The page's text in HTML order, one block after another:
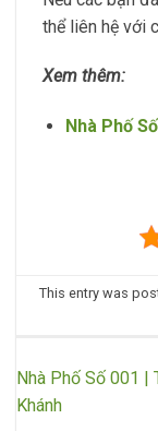
thể liên hệ với
Xem thêm:
Nhà Phố
This entry was
Nhà Phố Số 001 |
Khánh